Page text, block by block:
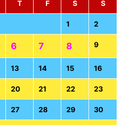
T F S S
1 2
6 7 8 9
13 14 15 16
20 21 22 23
27 28 29 30